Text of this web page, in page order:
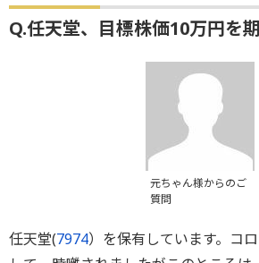
Q.任天堂、目標株価10万円を
元ちゃん様からのご
質問
任天堂(7974）を保有しています。コ